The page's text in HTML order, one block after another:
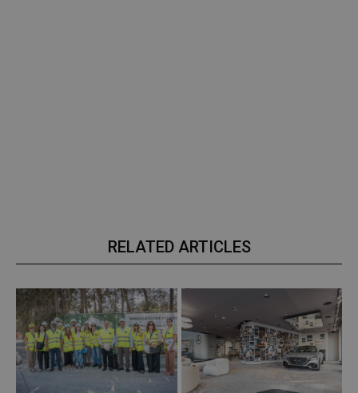
RELATED ARTICLES